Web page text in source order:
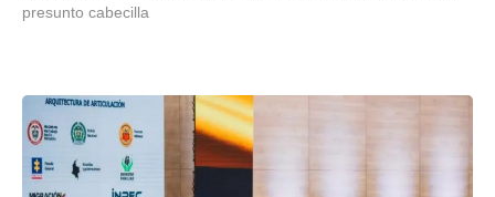
presunto cabecilla